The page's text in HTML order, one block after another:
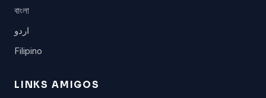
বাংলা
اردو
Filipino
LINKS AMIGOS